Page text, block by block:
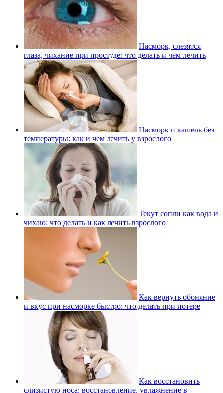
Насморк, слезятся
глаза, чихание при простуде: что делать и чем лечить
Насморк и кашель без
температуры: как и чем лечить у взрослого
Текут сопли как вода и
чихаю: что делать и как лечить взрослого
Как вернуть обоняние
и вкус при насморке быстро: что делать при потере
Как восстановить
слизистую носа: восстановление, увлажнение в